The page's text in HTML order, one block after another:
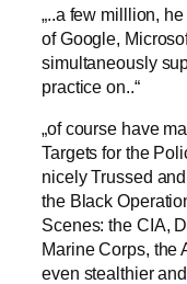
„..a few milllion,
of Google,
simultaneously
practice on..“
„of course have
Targets for the
nicely Trussed
the Black
Scenes: the CIA,
Marine Corps, the
even stealthier